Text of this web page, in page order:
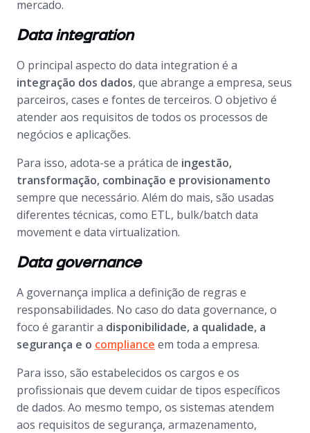
mercado.
Data integration
O principal aspecto do data integration é a
integração dos dados, que abrange a empresa, seus
parceiros, cases e fontes de terceiros. O objetivo é
atender aos requisitos de todos os processos de
negócios e aplicações.
Para isso, adota-se a prática de ingestão,
transformação, combinação e provisionamento
sempre que necessário. Além do mais, são usadas
diferentes técnicas, como ETL, bulk/batch data
movemente data virtualization.
Data governance
A governança implica a definição de regras e
responsabilidades. No caso do data governance, o
foco é garantir a disponibilidade, a qualidade, a
segurança e o compliance em toda a empresa.
Para isso, são estabelecidos os cargos e os
profissionais que devem cuidar de tipos específicos
de dados. Ao mesmo tempo, os sistemas atendem
aos requisitos de segurança, armazenamento,